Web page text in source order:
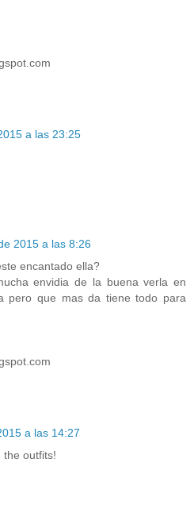
a las 23:25
2015 a las 8:26
encantado ella?
envidia de la buena verla en
pero que mas da tiene todo para
a las 14:27
the outfits!